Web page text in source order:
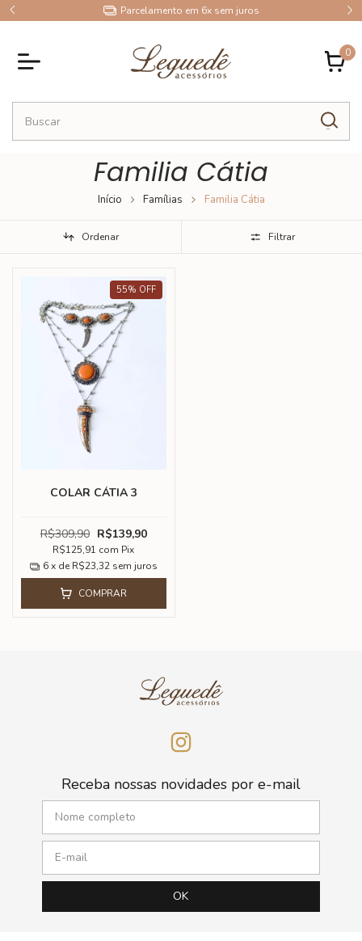
Parcelamento em 6x sem juros
0
Familia Cátia
Início Famílias Familia Cátia
Ordenar Filtrar
55% OFF
COLAR CÁTIA 3
R$309,90 R$139,90
R$125,91 com Pix
6 x de R$23,32 sem juros
COMPRAR
Receba nossas novidades por e-mail